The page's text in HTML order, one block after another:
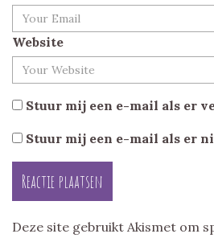
Website
Stuur mij een e-mail als er
Stuur mij een e-mail als er
Deze site gebruikt Akismet om